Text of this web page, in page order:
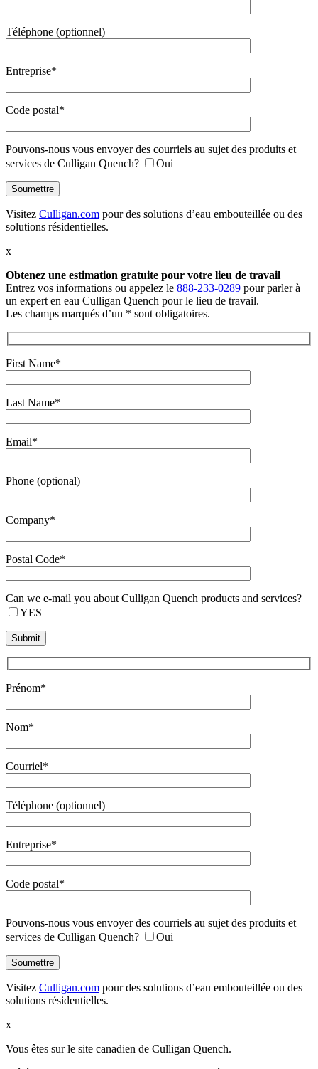
Téléphone (optionnel)
Entreprise*
Code postal*
Pouvons-nous vous envoyer des courriels au sujet des produits et
services de Culligan Quench?
Oui
Visitez Culligan.com pour des solutions d’eau embouteillée ou des
solutions résidentielles.
x
Obtenez une estimation gratuite pour votre lieu de travail
Entrez vos informations ou appelez le 888-233-0289 pour parler à
un expert en eau Culligan Quench pour le lieu de travail.
Les champs marqués d’un * sont obligatoires.
First Name*
Last Name*
Email*
Phone (optional)
Company*
Postal Code*
Can we e-mail you about Culligan Quench products and services?
YES
Prénom*
Nom*
Courriel*
Téléphone (optionnel)
Entreprise*
Code postal*
Pouvons-nous vous envoyer des courriels au sujet des produits et
services de Culligan Quench?
Oui
Visitez Culligan.com pour des solutions d’eau embouteillée ou des
solutions résidentielles.
x
Vous êtes sur le site canadien de Culligan Quench.